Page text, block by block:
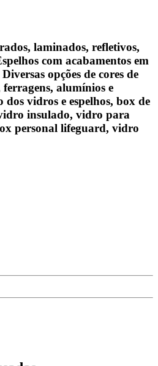
laminados, refletivos,
com acabamentos em
opções de cores de
alumínios e
dos vidros e espelhos, box de
insulado, vidro para
personal lifeguard, vidro